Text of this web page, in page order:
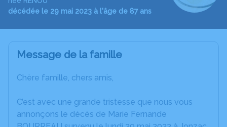
décédée le 29 mai 2023 à l'âge de 87 ans
Message de la famille
Chère famille, chers amis,
C’est avec une grande tristesse que nous vous
annonçons le décès de Marie Fernande